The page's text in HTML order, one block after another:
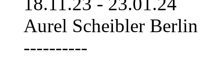
Aurel Scheibler Berlin
----------